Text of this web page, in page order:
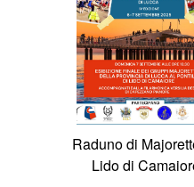
Raduno di
Lido di